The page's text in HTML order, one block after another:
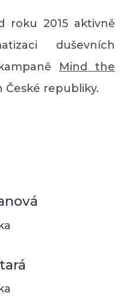
roku 2015 aktivně
duševních
Mind the
republiky.